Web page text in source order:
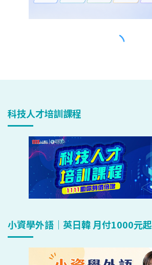
科技人才培訓課程
小資學外語｜英日韓 月付1000元起